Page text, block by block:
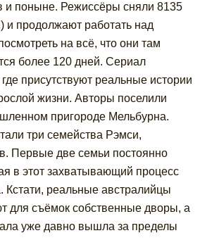
и поныне. Режиссёры сняли 8135
и продолжают работать над
на всё, что они там
более 120 дней. Сериал
присутствуют реальные истории
жизни. Авторы поселили
пригороде Мельбурна.
три семейства Рэмси,
Первые две семьи постоянно
в этот захватывающий процесс
Кстати, реальные австралийцы
для съёмок собственные дворы, а
уже давно вышла за пределы